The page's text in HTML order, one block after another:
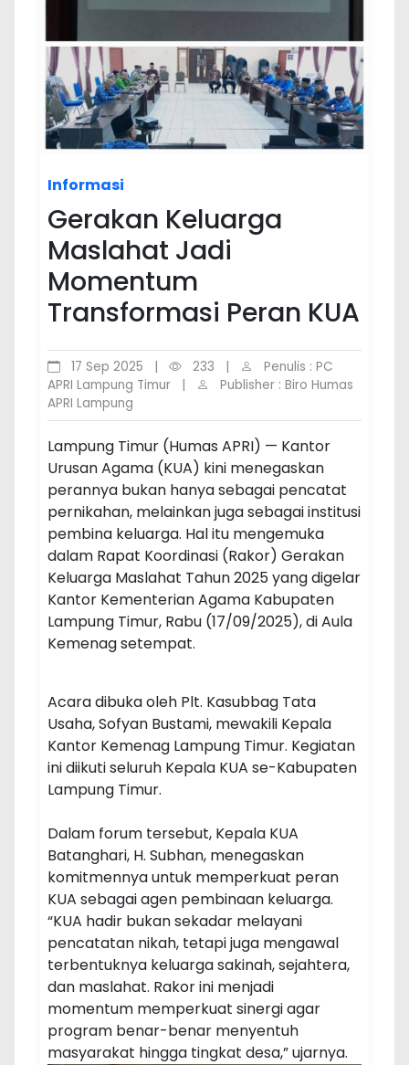
Informasi
Gerakan Keluarga
Maslahat Jadi
Momentum
Transformasi Peran KUA
17 Sep 2025 233
Penulis : PC
APRI Lampung Timur
Publisher : Biro Humas
APRI Lampung
Lampung Timur (Humas APRI) — Kantor
Urusan Agama (KUA) kini menegaskan
perannya bukan hanya sebagai pencatat
pernikahan, melainkan juga sebagai institusi
pembina keluarga. Hal itu mengemuka
dalam Rapat Koordinasi (Rakor) Gerakan
Keluarga Maslahat Tahun 2025 yang digelar
Kantor Kementerian Agama Kabupaten
Lampung Timur, Rabu (17/09/2025), di Aula
Kemenag setempat.
Acara dibuka oleh Plt. Kasubbag Tata
Usaha, Sofyan Bustami, mewakili Kepala
Kantor Kemenag Lampung Timur. Kegiatan
ini diikuti seluruh Kepala KUA se-Kabupaten
Lampung Timur.
Dalam forum tersebut, Kepala KUA
Batanghari, H. Subhan, menegaskan
komitmennya untuk memperkuat peran
KUA sebagai agen pembinaan keluarga.
“KUA hadir bukan sekadar melayani
pencatatan nikah, tetapi juga mengawal
terbentuknya keluarga sakinah, sejahtera,
dan maslahat. Rakor ini menjadi
momentum memperkuat sinergi agar
program benar-benar menyentuh
masyarakat hingga tingkat desa,” ujarnya.